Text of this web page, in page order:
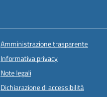
Amministrazione trasparente
Informativa privacy
Note legali
Dichiarazione di accessibilità